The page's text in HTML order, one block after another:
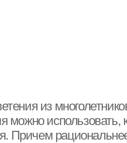
из
использовать,
Причем